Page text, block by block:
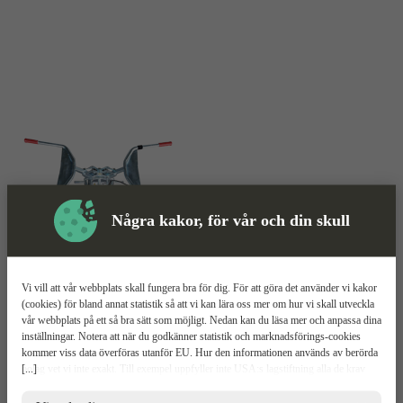
Några kakor, för vår och din skull
[...]
Vi vill att vår webbplats skall fungera bra för dig. För att göra det använder vi kakor
(cookies) för bland annat statistik så att vi kan lära oss mer om hur vi skall utveckla
vår webbplats på ett så bra sätt som möjligt. Nedan kan du läsa mer och anpassa dina
inställningar. Notera att när du godkänner statistik och marknadsförings-cookies
kommer viss data överföras utanför EU. Hur den informationen används av berörda
bolag vet vi inte exakt. Till exempel uppfyller inte USA:s lagstiftning alla de krav
risker för dina personuppgifter. De berörda bolagen måste lämna över uppgifter till
Probst Speedy VS
2000W effekt